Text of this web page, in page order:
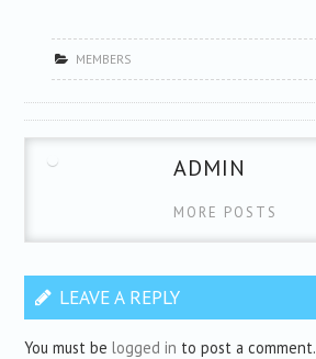
MEMBERS
ADMIN
MORE POSTS
LEAVE A REPLY
You must belogged in to post a comment.